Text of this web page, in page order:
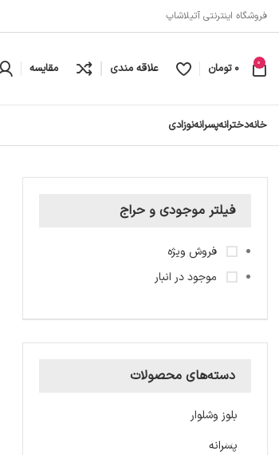
فروشگاه اینترنتی آتیلاشاپ
0
0 تومان علاقه مندی مقایسه
خانهدخترانهپسرانهنوزادی
فیلتر موجودی و حراج
فروش ویژه
موجود در انبار
دسته‌های محصولات
بلوز وشلوار
پسرانه